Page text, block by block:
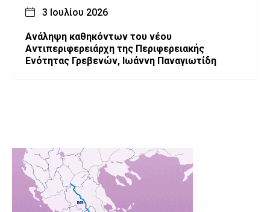
3 Ιουλίου 2026
Ανάληψη καθηκόντων του νέου
Αντιπεριφερειάρχη της Περιφερειακής
Ενότητας Γρεβενών, Ιωάννη Παναγιωτίδη